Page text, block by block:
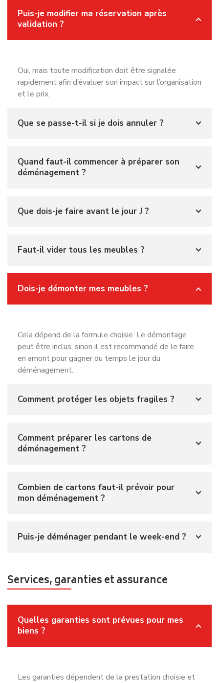
Puis-je modifier ma réservation après
validation ?
Oui, mais toute modification doit être signalée
rapidement afin d’évaluer son impact sur l’organisation
et le prix.
Que se passe-t-il si je dois annuler ?
Quand faut-il commencer à préparer son
déménagement ?
Que dois-je faire avant le jour J ?
Faut-il vider tous les meubles ?
Dois-je démonter mes meubles ?
Cela dépend de la formule choisie. Le démontage
peut être inclus, sinon il est recommandé de le faire
en amont pour gagner du temps le jour du
déménagement.
Comment protéger les objets fragiles ?
Comment préparer les cartons de
déménagement ?
Combien de cartons faut-il prévoir pour
mon déménagement ?
Puis-je déménager pendant le week-end ?
Services, garanties et assurance
Quelles garanties sont prévues pour mes
biens ?
Les garanties dépendent de la prestation choisie et